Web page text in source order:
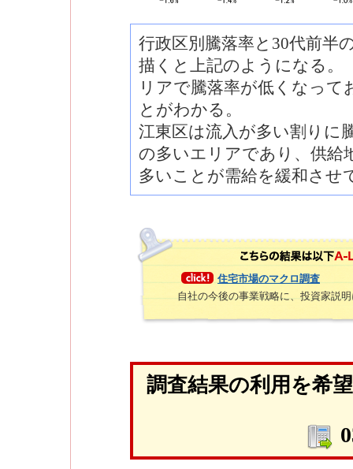
行政区別騰落率と30代前半
描くと上記のようになる。
リアで騰落率が低くなっ
とがわかる。
江東区は流入が多い割りに
の多いエリアであり、供給
多いことが需給を緩和させ
住宅市場のマクロ調査
自社の今後の事業戦略に、投資家説
調査結果の利用を希